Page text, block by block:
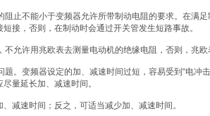
阻止不能小于变频器允许所带制动电阻的要求。在满
接，否则，在制动时会通过开关管发生短路事故。
允许用兆欧表去测量电动机的绝缘电阻，否则，兆欧
。变频器设定的加、减速时间过短，容易受到“电冲
量延长加、减速时间。
减速时间；反之，可适当减少加、减速时间。